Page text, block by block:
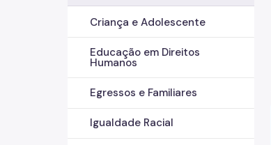
Criança e Adolescente
Educação em Direitos
Humanos
Egressos e Familiares
Igualdade Racial